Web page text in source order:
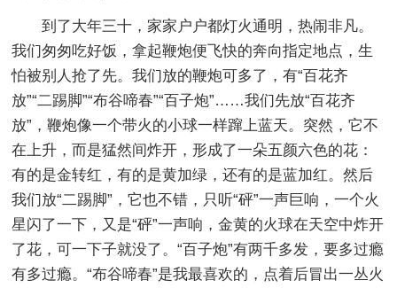
到了大年三十，家家户户都灯火通明，热闹非凡。
我们匆匆吃好饭，拿起鞭炮便飞快的奔向指定地点，生
怕被别人抢了先。我们放的鞭炮可多了，有“百花齐
放”“二踢脚”“布谷啼春”“百子炮”……我们先放“百花齐
放”，鞭炮像一个带火的小球一样蹿上蓝天。突然，它不
在上升，而是猛然间炸开，形成了一朵五颜六色的花：
有的是金转红，有的是黄加绿，还有的是蓝加红。然后
我们放“二踢脚”，它也不错，只听“砰”一声巨响，一个火
星闪了一下，又是“砰”一声响，金黄的火球在天空中炸开
了花，可一下子就没了。“百子炮”有两千多发，要多过瘾
有多过瘾。“布谷啼春”是我最喜欢的，点着后冒出一丛火